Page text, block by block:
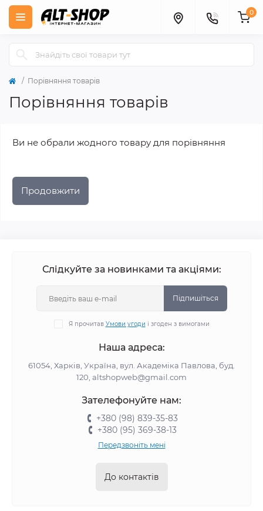
0
Порівняння товарів
Порівняння товарів
Ви не обрали жодного товару для порівняння
Продовжити
Слідкуйте за новинками та акціями:
Підпишіться
Я прочитав Умови угоди і згоден з вимогами
Наша адреса:
61054, Харків, Україна, вул. Академіка Павлова, буд.
120, altshopweb@gmail.com
Зателефонуйте нам:
+380 (98) 839-35-83
+380 (95) 369-38-13
Передзвоніть мені
До контактів